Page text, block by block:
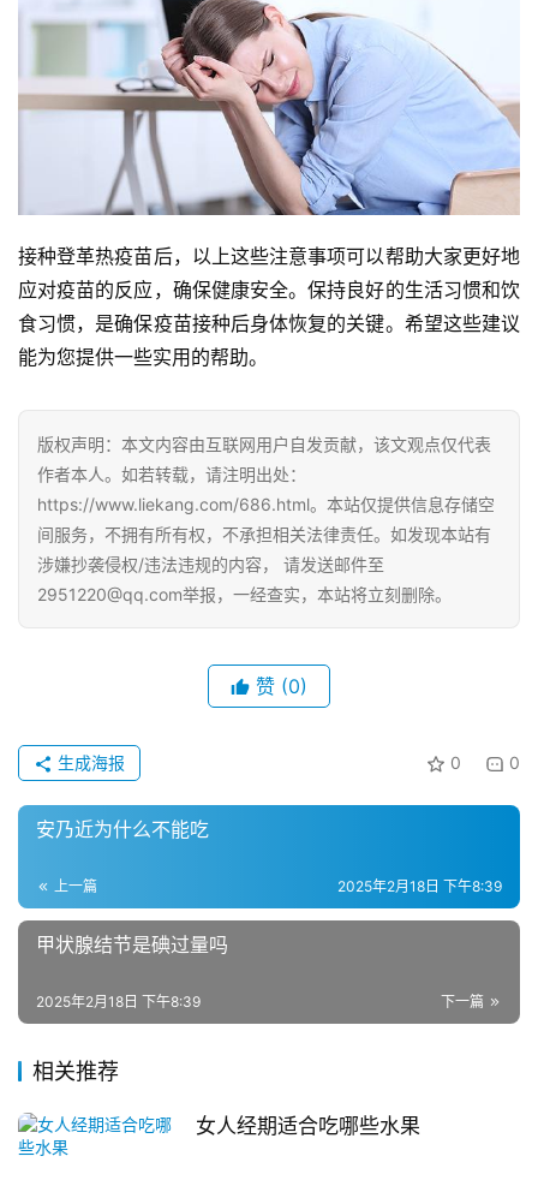
接种登革热疫苗后，以上这些注意事项可以帮助大家更好地
应对疫苗的反应，确保健康安全。保持良好的生活习惯和饮
食习惯，是确保疫苗接种后身体恢复的关键。希望这些建议
能为您提供一些实用的帮助。
版权声明：本文内容由互联网用户自发贡献，该文观点仅代表
作者本人。如若转载，请注明出处：
https://www.liekang.com/686.html。本站仅提供信息存储空
间服务，不拥有所有权，不承担相关法律责任。如发现本站有
涉嫌抄袭侵权/违法违规的内容， 请发送邮件至
2951220@qq.com举报，一经查实，本站将立刻删除。
赞 (0)
0 0
生成海报
安乃近为什么不能吃
上一篇 2025年2月18日 下午8:39
甲状腺结节是碘过量吗
下一篇
2025年2月18日 下午8:39
相关推荐
女人经期适合吃哪些水果